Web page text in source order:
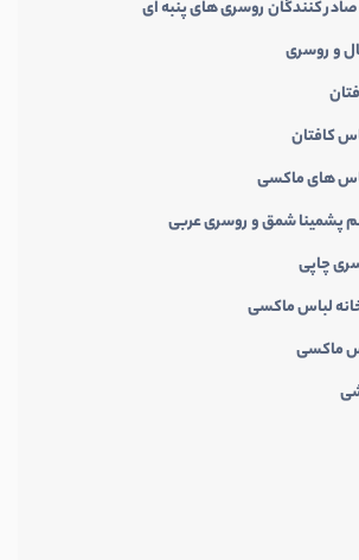
کنندگان روسری های پنبه ای
و روسری
کافتان
های ماکسی
پشمینا شمق و روسری عربی
چاپی
لباس ماکسی
ماکسی